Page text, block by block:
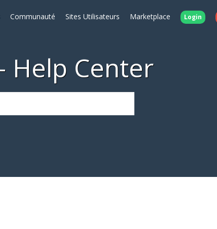
Communauté Sites Utilisateurs Marketplace Login
Help Center